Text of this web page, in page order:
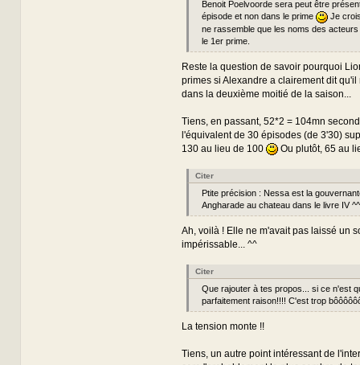
Benoit Poelvoorde sera peut être
épisode et non dans le prime
Je
ne rassemble que les noms des
le 1er prime.
Reste la question de savoir pourquoi
primes si Alexandre a clairement dit
dans la deuxième moitié de la saison...
Tiens, en passant, 52*2 = 104mn
l'équivalent de 30 épisodes (de 3'30)
130 au lieu de 100
Ou plutôt, 65 au
Citer
Ptite précision : Nessa est la
Angharade au chateau dans le livre IV ^^
Ah, voilà ! Elle ne m'avait pas laissé un
impérissable... ^^
Citer
Que rajouter à tes propos... si ce n'est
parfaitement raison!!!! C'est trop
La tension monte !!
Tiens, un autre point intéressant de